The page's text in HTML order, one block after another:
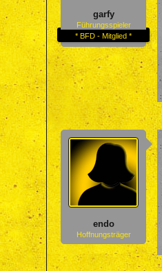
garfy
Führungsspieler
* BFD - Mitglied *
endo
Hoffnungsträger